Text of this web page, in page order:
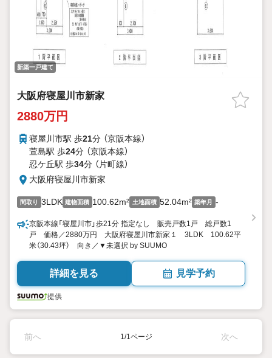
新築一戸建て
大阪府寝屋川市新家
2880万円
寝屋川市駅 歩21分 （京阪本線）
萱島駅 歩24分 （京阪本線）
忍ケ丘駅 歩34分 （片町線）
大阪府寝屋川市新家
間取り 3LDK 建物面積 100.62m² 土地面積 52.04m² 築年月 -
京阪本線「寝屋川市」歩21分 指定なし 販売戸数1戸 総戸数1
戸 価格／2880万円 大阪府寝屋川市新家１ 3LDK 100.62平
米（30.43坪） 向き／▼未選択 by SUUMO
詳細を見る 見学予約
提供
前へ 1/1ページ 次へ